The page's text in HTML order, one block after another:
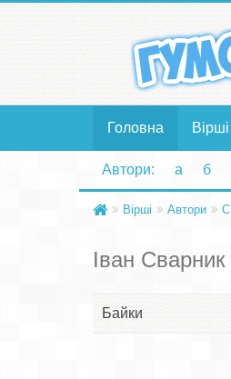
Головна Вірші
Автори: а б
Вірші Автори С
Іван Сварник
Байки